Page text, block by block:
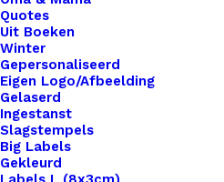
Quotes
Uit Boeken
Winter
Gepersonaliseerd
Eigen Logo/Afbeelding
Gelaserd
Ingestanst
Slagstempels
Big Labels
Gekleurd